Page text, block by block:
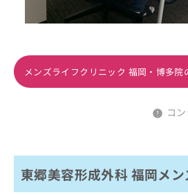
メンズライフクリニック 福岡・博多院
コ
東郷美容形成外科 福岡メン